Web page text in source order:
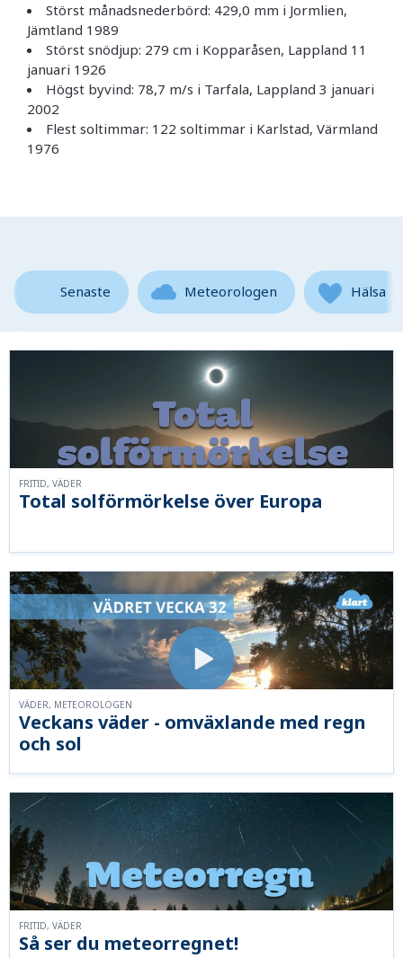
Störst månadsnederbörd: 429,0 mm i Jormlien,
Jämtland 1989
Störst snödjup: 279 cm i Kopparåsen, Lappland 11
januari 1926
Högst byvind: 78,7 m/s i Tarfala, Lappland 3 januari
2002
Flest soltimmar: 122 soltimmar i Karlstad, Värmland
1976
Senaste Meteorologen Hälsa
Total solförmörkelse över Europa
FRITID, VÄDER
Veckans väder - omväxlande med regn
och sol
VÄDER, METEOROLOGEN
Så ser du meteorregnet!
FRITID, VÄDER